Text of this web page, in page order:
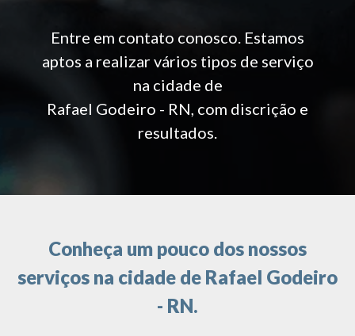
Entre em contato conosco. Estamos
aptos a realizar vários tipos de serviço
na cidade de
Rafael Godeiro - RN, com discrição e
resultados.
Conheça um pouco dos nossos
serviços na cidade de Rafael Godeiro
- RN.